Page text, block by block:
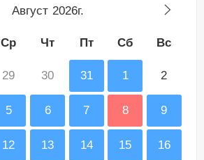
Август 2026г.
Ср Чт Пт Сб Вс
29 30 31 1 2
5 6 7 8 9
12 13 14 15 16